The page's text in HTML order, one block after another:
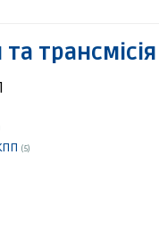
трансмісія
(5)